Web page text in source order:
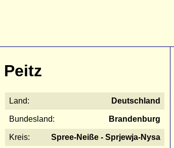
Peitz
Land: Deutschland
Bundesland: Brandenburg
Kreis: Spree-Neiße - Sprjewja-Nysa